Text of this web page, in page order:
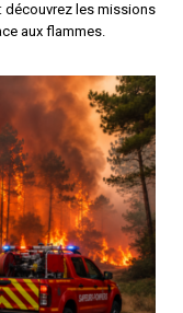
découvrez les missions
aux flammes.